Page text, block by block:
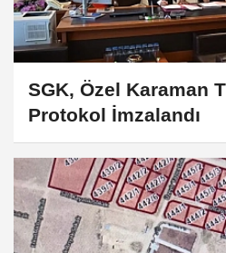
SGK, Özel Karaman
Protokol İmzalandı